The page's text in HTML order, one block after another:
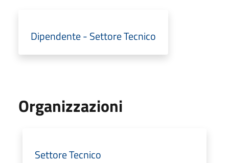
Dipendente - Settore Tecnico
Organizzazioni
Settore Tecnico